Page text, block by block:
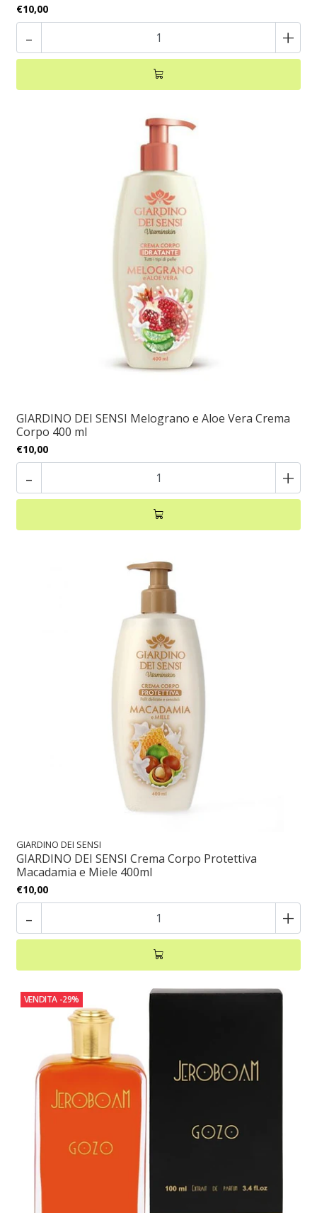
€10,00
- +
GIARDINO DEI SENSI Melograno e Aloe Vera Crema
Corpo 400 ml
€10,00
- +
GIARDINO DEI SENSI
GIARDINO DEI SENSI Crema Corpo Protettiva
Macadamia e Miele 400ml
€10,00
- +
VENDITA -29%